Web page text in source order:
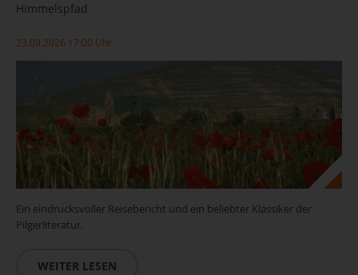
Himmelspfad
23.09.2026 17:00 Uhr
Ein eindrucksvoller Reisebericht und ein beliebter Klassiker der
Pilgerliteratur.
WEITER LESEN